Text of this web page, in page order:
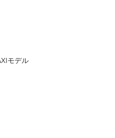
モデル